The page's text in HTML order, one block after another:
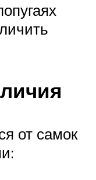
от самок